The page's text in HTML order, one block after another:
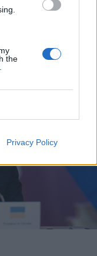
the
Privacy Policy